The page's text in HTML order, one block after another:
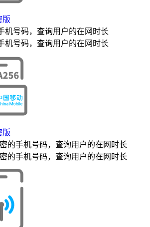
版
机号码，查询用户的在网时长
机号码，查询用户的在网时长
版
的手机号码，查询用户的在网时长
的手机号码，查询用户的在网时长